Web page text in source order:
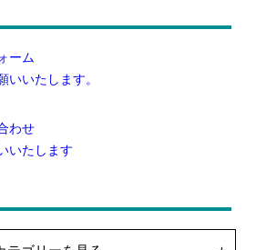
ーム
いいたします。
わせ
いたします